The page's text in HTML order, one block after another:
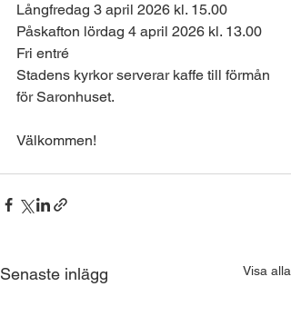
Långfredag 3 april 2026 kl. 15.00
Påskafton lördag 4 april 2026 kl. 13.00
Fri entré
Stadens kyrkor serverar kaffe till förmån
för Saronhuset.
Välkommen!
Senaste inlägg Visa alla